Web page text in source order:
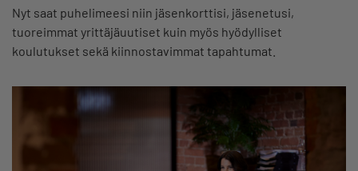
Nyt saat puhelimeesi niin jäsenkorttisi, jäsenetusi,
tuoreimmat yrittäjäuutiset kuin myös hyödylliset
koulutukset sekä kiinnostavimmat tapahtumat.